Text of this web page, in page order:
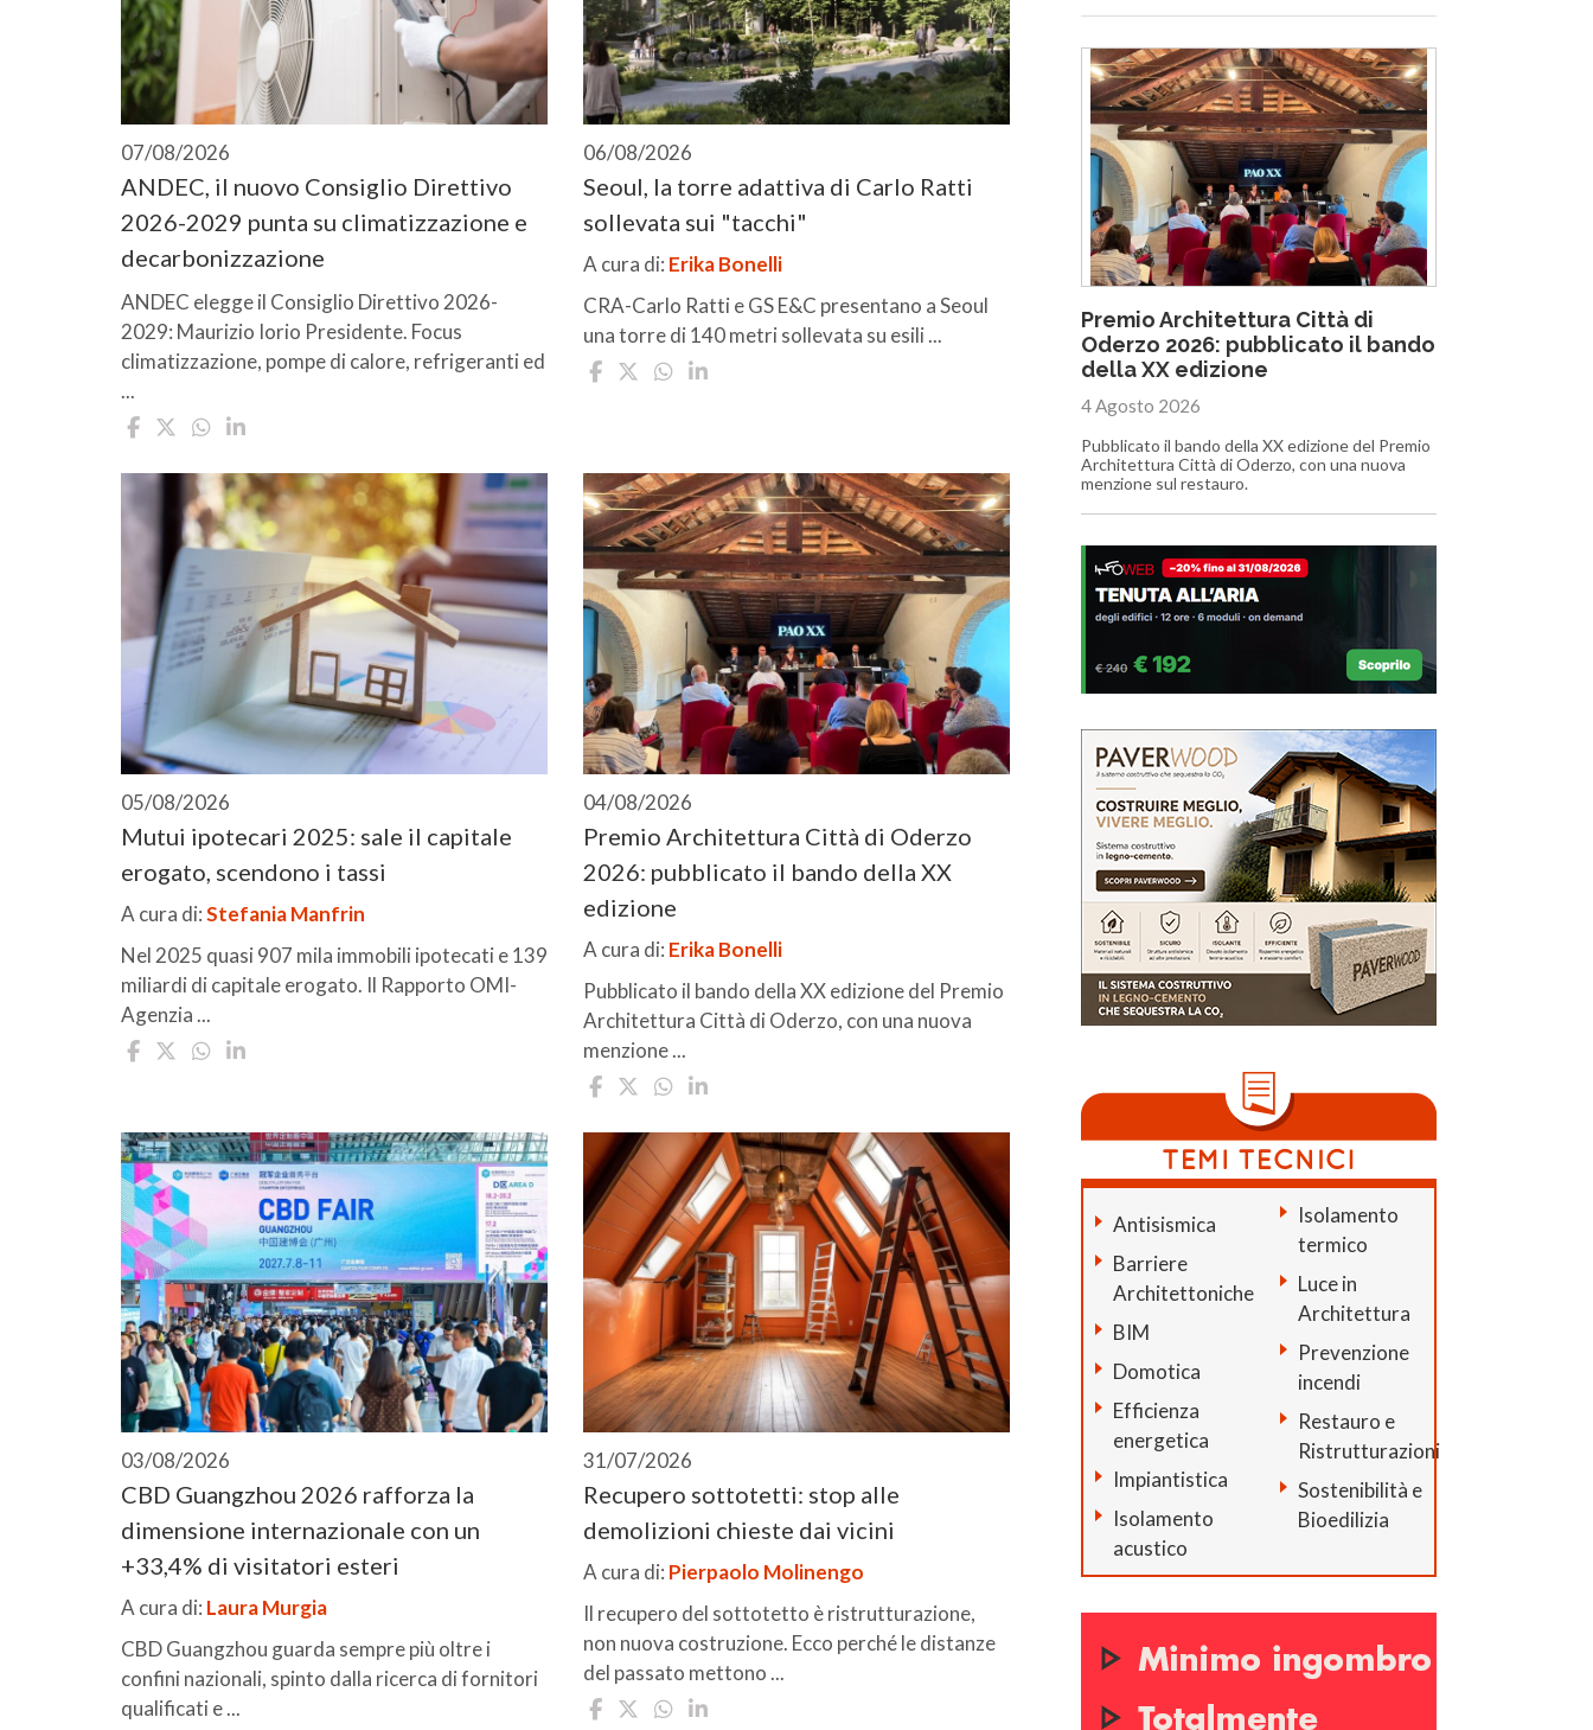
07/08/2026
ANDEC, il nuovo Consiglio Direttivo
2026-2029 punta su climatizzazione e
decarbonizzazione
ANDEC elegge il Consiglio Direttivo 2026-
2029: Maurizio Iorio Presidente. Focus
climatizzazione, pompe di calore, refrigeranti ed
...
06/08/2026
Seoul, la torre adattiva di Carlo Ratti
sollevata sui "tacchi"
A cura di: Erika Bonelli
CRA-Carlo Ratti e GS E&C presentano a Seoul
una torre di 140 metri sollevata su esili ...
05/08/2026
Mutui ipotecari 2025: sale il capitale
erogato, scendono i tassi
A cura di:Stefania Manfrin
Nel 2025 quasi 907 mila immobili ipotecati e 139
miliardi di capitale erogato. Il Rapporto OMI-
Agenzia ...
04/08/2026
Premio Architettura Città di Oderzo
2026: pubblicato il bando della XX
edizione
A cura di: Erika Bonelli
Pubblicato il bando della XX edizione del Premio
Architettura Città di Oderzo, con una nuova
menzione ...
03/08/2026
CBD Guangzhou 2026 rafforza la
dimensione internazionale con un
+33,4% di visitatori esteri
A cura di: Laura Murgia
CBD Guangzhou guarda sempre più oltre i
confini nazionali, spinto dalla ricerca di fornitori
qualificati e ...
31/07/2026
Recupero sottotetti: stop alle
demolizioni chieste dai vicini
A cura di: Pierpaolo Molinengo
Il recupero del sottotetto è ristrutturazione,
non nuova costruzione. Ecco perché le distanze
del passato mettono ...
Premio Architettura Città di
Oderzo 2026: pubblicato il bando
della XX edizione
4 Agosto 2026
Pubblicato il bando della XX edizione del Premio
Architettura Città di Oderzo, con una nuova
menzione sul restauro.
Antisismica
Barriere
Architettoniche
BIM
Domotica
Efficienza
energetica
Impiantistica
Isolamento
acustico
Isolamento
termico
Luce in
Architettura
Prevenzione
incendi
Restauro e
Ristrutturazioni
Sostenibilità e
Bioedilizia